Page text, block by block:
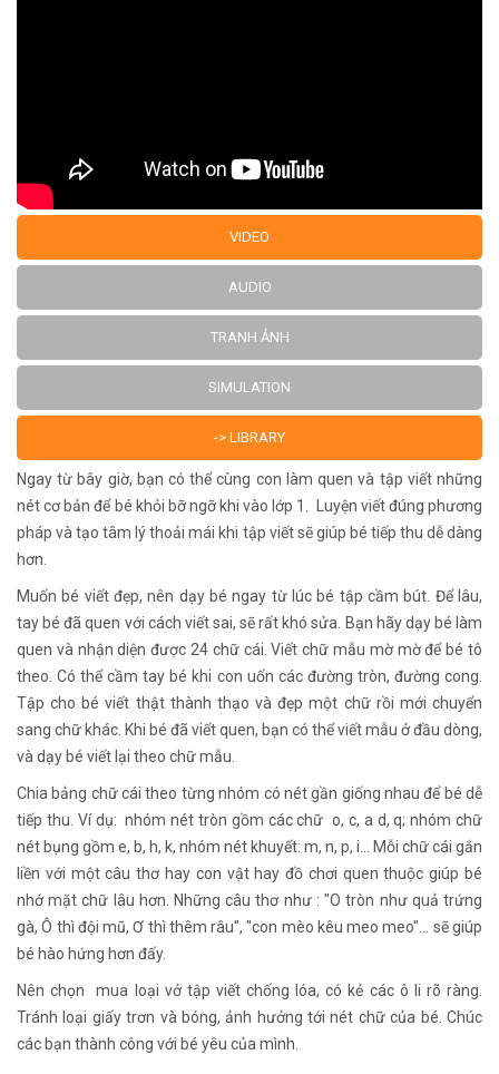
VIDEO
AUDIO
TRANH ẢNH
SIMULATION
-> LIBRARY
Ngay từ bây giờ, bạn có thể cùng con làm quen và tập viết những
nét cơ bản để bé khỏi bỡ ngỡ khi vào lớp 1. Luyện viết đúng phương
pháp và tạo tâm lý thoải mái khi tập viết sẽ giúp bé tiếp thu dễ dàng
hơn.
Muốn bé viết đẹp, nên dạy bé ngay từ lúc bé tập cầm bút. Để lâu,
tay bé đã quen với cách viết sai, sẽ rất khó sửa. Bạn hãy dạy bé làm
quen và nhận diện được 24 chữ cái. Viết chữ mẫu mờ mờ để bé tô
theo. Có thể cầm tay bé khi con uốn các đường tròn, đường cong.
Tập cho bé viết thật thành thạo và đẹp một chữ rồi mới chuyển
sang chữ khác. Khi bé đã viết quen, bạn có thể viết mẫu ở đầu dòng,
và dạy bé viết lại theo chữ mẫu.
Chia bảng chữ cái theo từng nhóm có nét gần giống nhau để bé dễ
tiếp thu. Ví dụ: nhóm nét tròn gồm các chữ o, c, a d, q; nhóm chữ
nét bụng gồm e, b, h, k, nhóm nét khuyết: m, n, p, i... Mỗi chữ cái gắn
liền với một câu thơ hay con vật hay đồ chơi quen thuộc giúp bé
nhớ mặt chữ lâu hơn. Những câu thơ như : "O tròn như quả trứng
gà, Ô thì đội mũ, Ơ thì thêm râu", "con mèo kêu meo meo"... sẽ giúp
bé hào hứng hơn đấy.
Nên chọn mua loại vở tập viết chống lóa, có kẻ các ô li rõ ràng.
Tránh loại giấy trơn và bóng, ảnh hưởng tới nét chữ của bé. Chúc
các bạn thành công với bé yêu của mình.